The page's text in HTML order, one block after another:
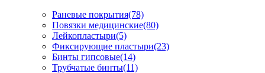
Раневые покрытия(78)
Повязки медицинские(80)
Лейкопластыри(5)
Фиксирующие пластыри(23)
Бинты гипсовые(14)
Трубчатые бинты(11)